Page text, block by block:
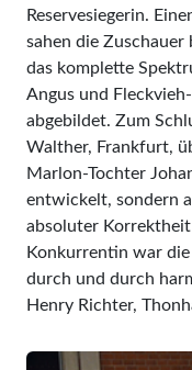
Reservesiegerin.
sahen die
das komplette
Angus und
abgebildet. Zum
Walther, Frankfurt,
Marlon-Tochter
entwickelt, sondern
absoluter
Konkurrentin war
durch und durch
Henry Richter,